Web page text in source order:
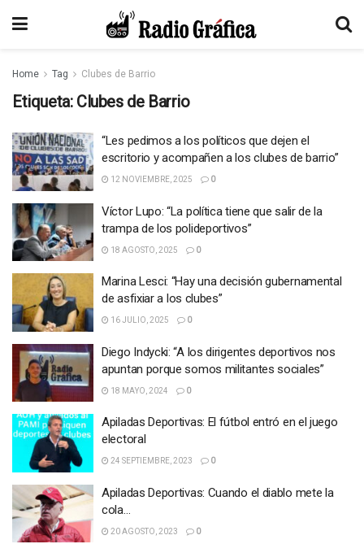
Home Tag Clubes de Barrio
Etiqueta: Clubes de Barrio
“Les pedimos a los políticos que dejen el
escritorio y acompañen a los clubes de barrio”
12 NOVIEMBRE, 2025 0
Víctor Lupo: “La política tiene que salir de la
trampa de los polideportivos”
18 AGOSTO, 2025 0
Marina Lesci: “Hay una decisión gubernamental
de asfixiar a los clubes”
16 JULIO, 2025 0
Diego Indycki: “A los dirigentes deportivos nos
apuntan porque somos militantes sociales”
18 MAYO, 2024 0
Apiladas Deportivas: El fútbol entró en el juego
electoral
24 SEPTIEMBRE, 2023 0
Apiladas Deportivas: Cuando el diablo mete la
cola…
20 AGOSTO, 2023 0